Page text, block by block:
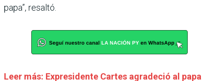
papa”, resaltó.
Leer más: Expresidente Cartes agradeció al papa